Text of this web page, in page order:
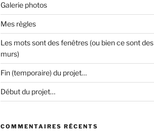
Galerie photos
Mes règles
Les mots sont des fenêtres (ou bien ce sont des
murs)
Fin (temporaire) du projet…
Début du projet…
COMMENTAIRES RÉCENTS